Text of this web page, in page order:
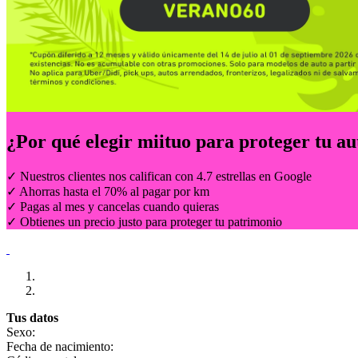
¿Por qué elegir miituo para proteger tu
✓ Nuestros clientes nos califican con 4.7 estrellas en Google
✓ Ahorras hasta el 70% al pagar por km
✓ Pagas al mes y cancelas cuando quieras
✓ Obtienes un precio justo para proteger tu patrimonio
Tus datos
Sexo:
Fecha de nacimiento: